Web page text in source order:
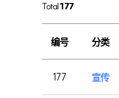
Total177
编号 分类
177 宣传